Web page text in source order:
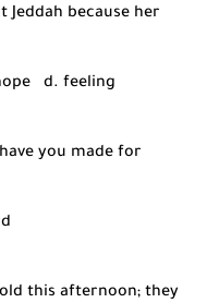
Jeddah because her
d. feeling
you made for
this afternoon; they